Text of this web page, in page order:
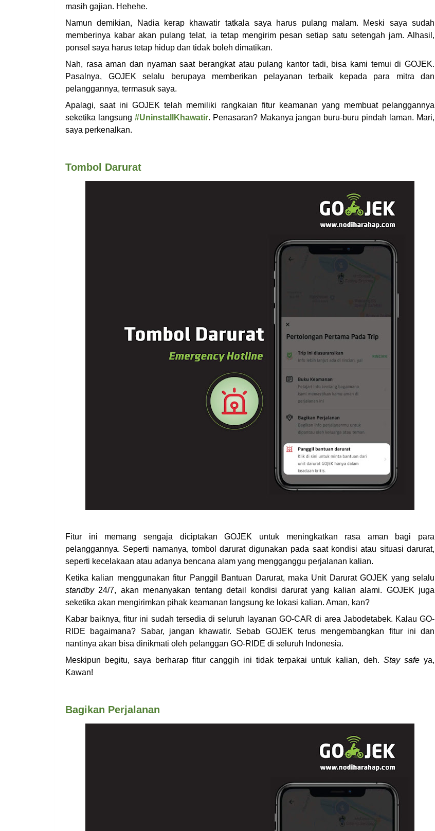
masih gajian. Hehehe.
Namun demikian, Nadia kerap khawatir tatkala saya harus pulang malam. Meski saya sudah
memberinya kabar akan pulang telat, ia tetap mengirim pesan setiap satu setengah jam. Alhasil,
ponsel saya harus tetap hidup dan tidak boleh dimatikan.
Nah, rasa aman dan nyaman saat berangkat atau pulang kantor tadi, bisa kami temui di GOJEK.
Pasalnya, GOJEK selalu berupaya memberikan pelayanan terbaik kepada para mitra dan
pelanggannya, termasuk saya.
Apalagi, saat ini GOJEK telah memiliki rangkaian fitur keamanan yang membuat pelanggannya
seketika langsung #UninstallKhawatir. Penasaran? Makanya jangan buru-buru pindah laman. Mari,
saya perkenalkan.
Tombol Darurat
Fitur ini memang sengaja diciptakan GOJEK untuk meningkatkan rasa aman bagi para
pelanggannya. Seperti namanya, tombol darurat digunakan pada saat kondisi atau situasi darurat,
seperti kecelakaan atau adanya bencana alam yang mengganggu perjalanan kalian.
Ketika kalian menggunakan fitur Panggil Bantuan Darurat, maka Unit Darurat GOJEK yang selalu
standby24/7, akan menanyakan tentang detail kondisi darurat yang kalian alami. GOJEK juga
seketika akan mengirimkan pihak keamanan langsung ke lokasi kalian. Aman, kan?
Kabar baiknya, fitur ini sudah tersedia di seluruh layanan GO-CAR di area Jabodetabek. Kalau GO-
RIDE bagaimana? Sabar, jangan khawatir. Sebab GOJEK terus mengembangkan fitur ini dan
nantinya akan bisa dinikmati oleh pelanggan GO-RIDE di seluruh Indonesia.
Meskipun begitu, saya berharap fitur canggih ini tidak terpakai untuk kalian, deh.Stay safe ya,
Kawan!
Bagikan Perjalanan